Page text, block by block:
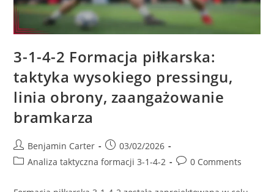
3-1-4-2 Formacja piłkarska:
taktyka wysokiego pressingu,
linia obrony, zaangażowanie
bramkarza
Post
author:
Benjamin Carter
Post
published:
03/02/2026
PostAnaliza taktyczna formacji 3-1-4-2
Post0 Comments